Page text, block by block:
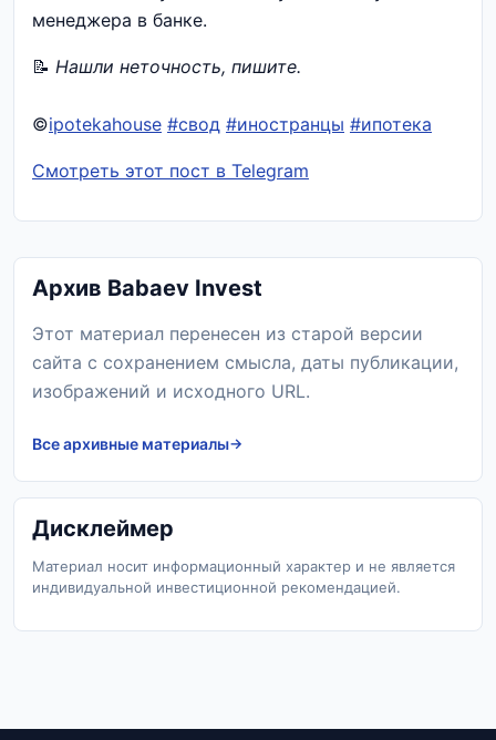
менеджера в банке.
📝 Нашли неточность, пишите.
©ipotekahouse #свод #иностранцы #ипотека
Смотреть этот пост в Telegram
Архив Babaev Invest
Этот материал перенесен из старой версии
сайта с сохранением смысла, даты публикации,
изображений и исходного URL.
Все архивные материалы
Дисклеймер
Материал носит информационный характер и не является
индивидуальной инвестиционной рекомендацией.